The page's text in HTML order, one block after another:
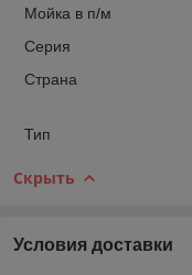
Мойка в п/м
Серия
Страна
Тип
Скрыть
Условия доставки